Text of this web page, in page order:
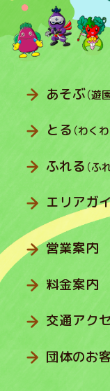
あそぶ（遊
とる （わく
ふれる （ふ
エリアガ
営業案内
料金案内
交通アク
団体のお